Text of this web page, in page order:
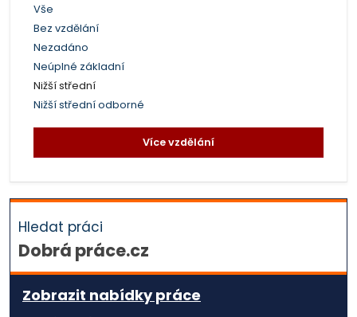
Vše
Bez vzdělání
Nezadáno
Neúplné základní
Nižší střední
Nižší střední odborné
Více vzdělání
Hledat práci
Dobrá práce.cz
Zobrazit nabídky práce